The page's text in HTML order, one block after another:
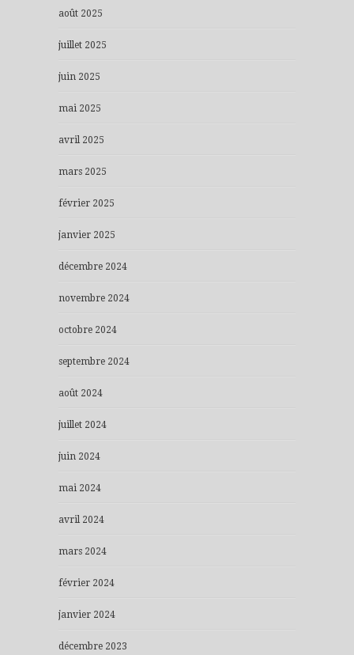
août 2025
juillet 2025
juin 2025
mai 2025
avril 2025
mars 2025
février 2025
janvier 2025
décembre 2024
novembre 2024
octobre 2024
septembre 2024
août 2024
juillet 2024
juin 2024
mai 2024
avril 2024
mars 2024
février 2024
janvier 2024
décembre 2023